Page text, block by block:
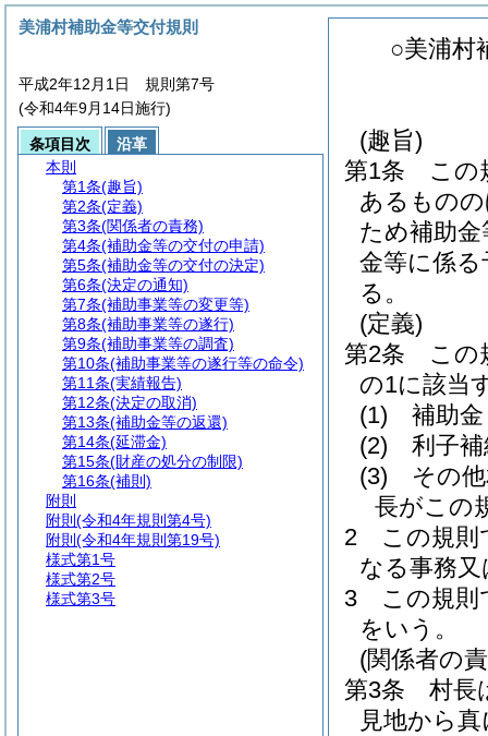
○美浦村
(趣旨)
第1条
この
あるもの
ため補助
金等に係
る。
(定義)
第2条
この
の1に該当
(1)
補助金
(2)
利子
(3)
その
長がこの
2
この規則
なる事務
3
この規則
をいう。
(関係者の
第3条
村長
見地から
美浦村補助金等交付規則
平成2年12月1日 規則第7号
(令和4年9月14日施行)
条項目次
沿革
本則
第1条(趣旨)
第2条(定義)
第3条(関係者の責務)
第4条(補助金等の交付の申請)
第5条(補助金等の交付の決定)
第6条(決定の通知)
第7条(補助事業等の変更等)
第8条(補助事業等の遂行)
第9条(補助事業等の調査)
第10条(補助事業等の遂行等の命令)
第11条(実績報告)
第12条(決定の取消)
第13条(補助金等の返還)
第14条(延滞金)
第15条(財産の処分の制限)
第16条(補則)
附則
附則 (令和4年規則第4号)
附則 (令和4年規則第19号)
様式第1号
様式第2号
様式第3号